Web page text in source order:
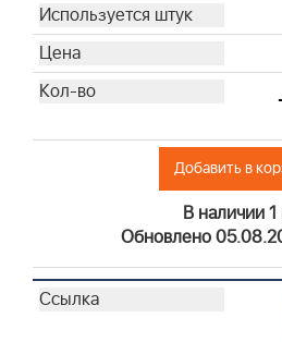
Добавить в
В наличии 1
Обновлено